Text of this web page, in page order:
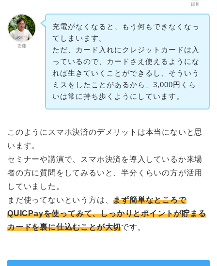
細川
安藤
充電がなくなると、もう何もできなくなっ
てしまいます。
ただ、カード入れにクレジットカードは入
っているので、カードさえ使えるようにな
れば生きていくことができるし、そういう
ミスをしたことがあるから、3,000円くら
いは常に持ち歩くようにしています。
このようにスマホ決済のデメリットは本当にないと思
います。
セミナーや講演で、スマホ決済を導入しているか来場
者の方に質問をしてみるいと、半分くらいの方が活用
していました。
まだ使ってないという方は、まず簡単なところで
QUICPayを使ってみて、しっかりとポイントが貯まる
カードを裏に仕込むことが大切です。